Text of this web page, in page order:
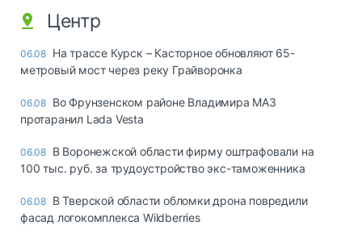
Центр
06.08 На трассе Курск – Касторное обновляют 65-
метровый мост через реку Грайворонка
06.08 Во Фрунзенском районе Владимира МАЗ
протаранил Lada Vesta
06.08 В Воронежской области фирму оштрафовали на
100 тыс. руб. за трудоустройство экс-таможенника
06.08 В Тверской области обломки дрона повредили
фасад логокомплекса Wildberries